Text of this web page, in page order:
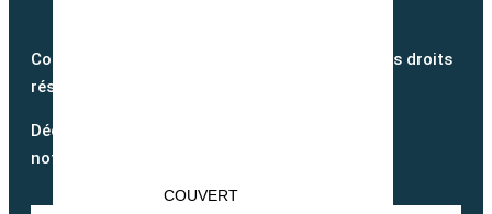
COUVERT
Copyright @2026 semence-biologique.fr – Tous droits
réservés – Réalisé par
Découvrez notre blog et suivez
notre actualité